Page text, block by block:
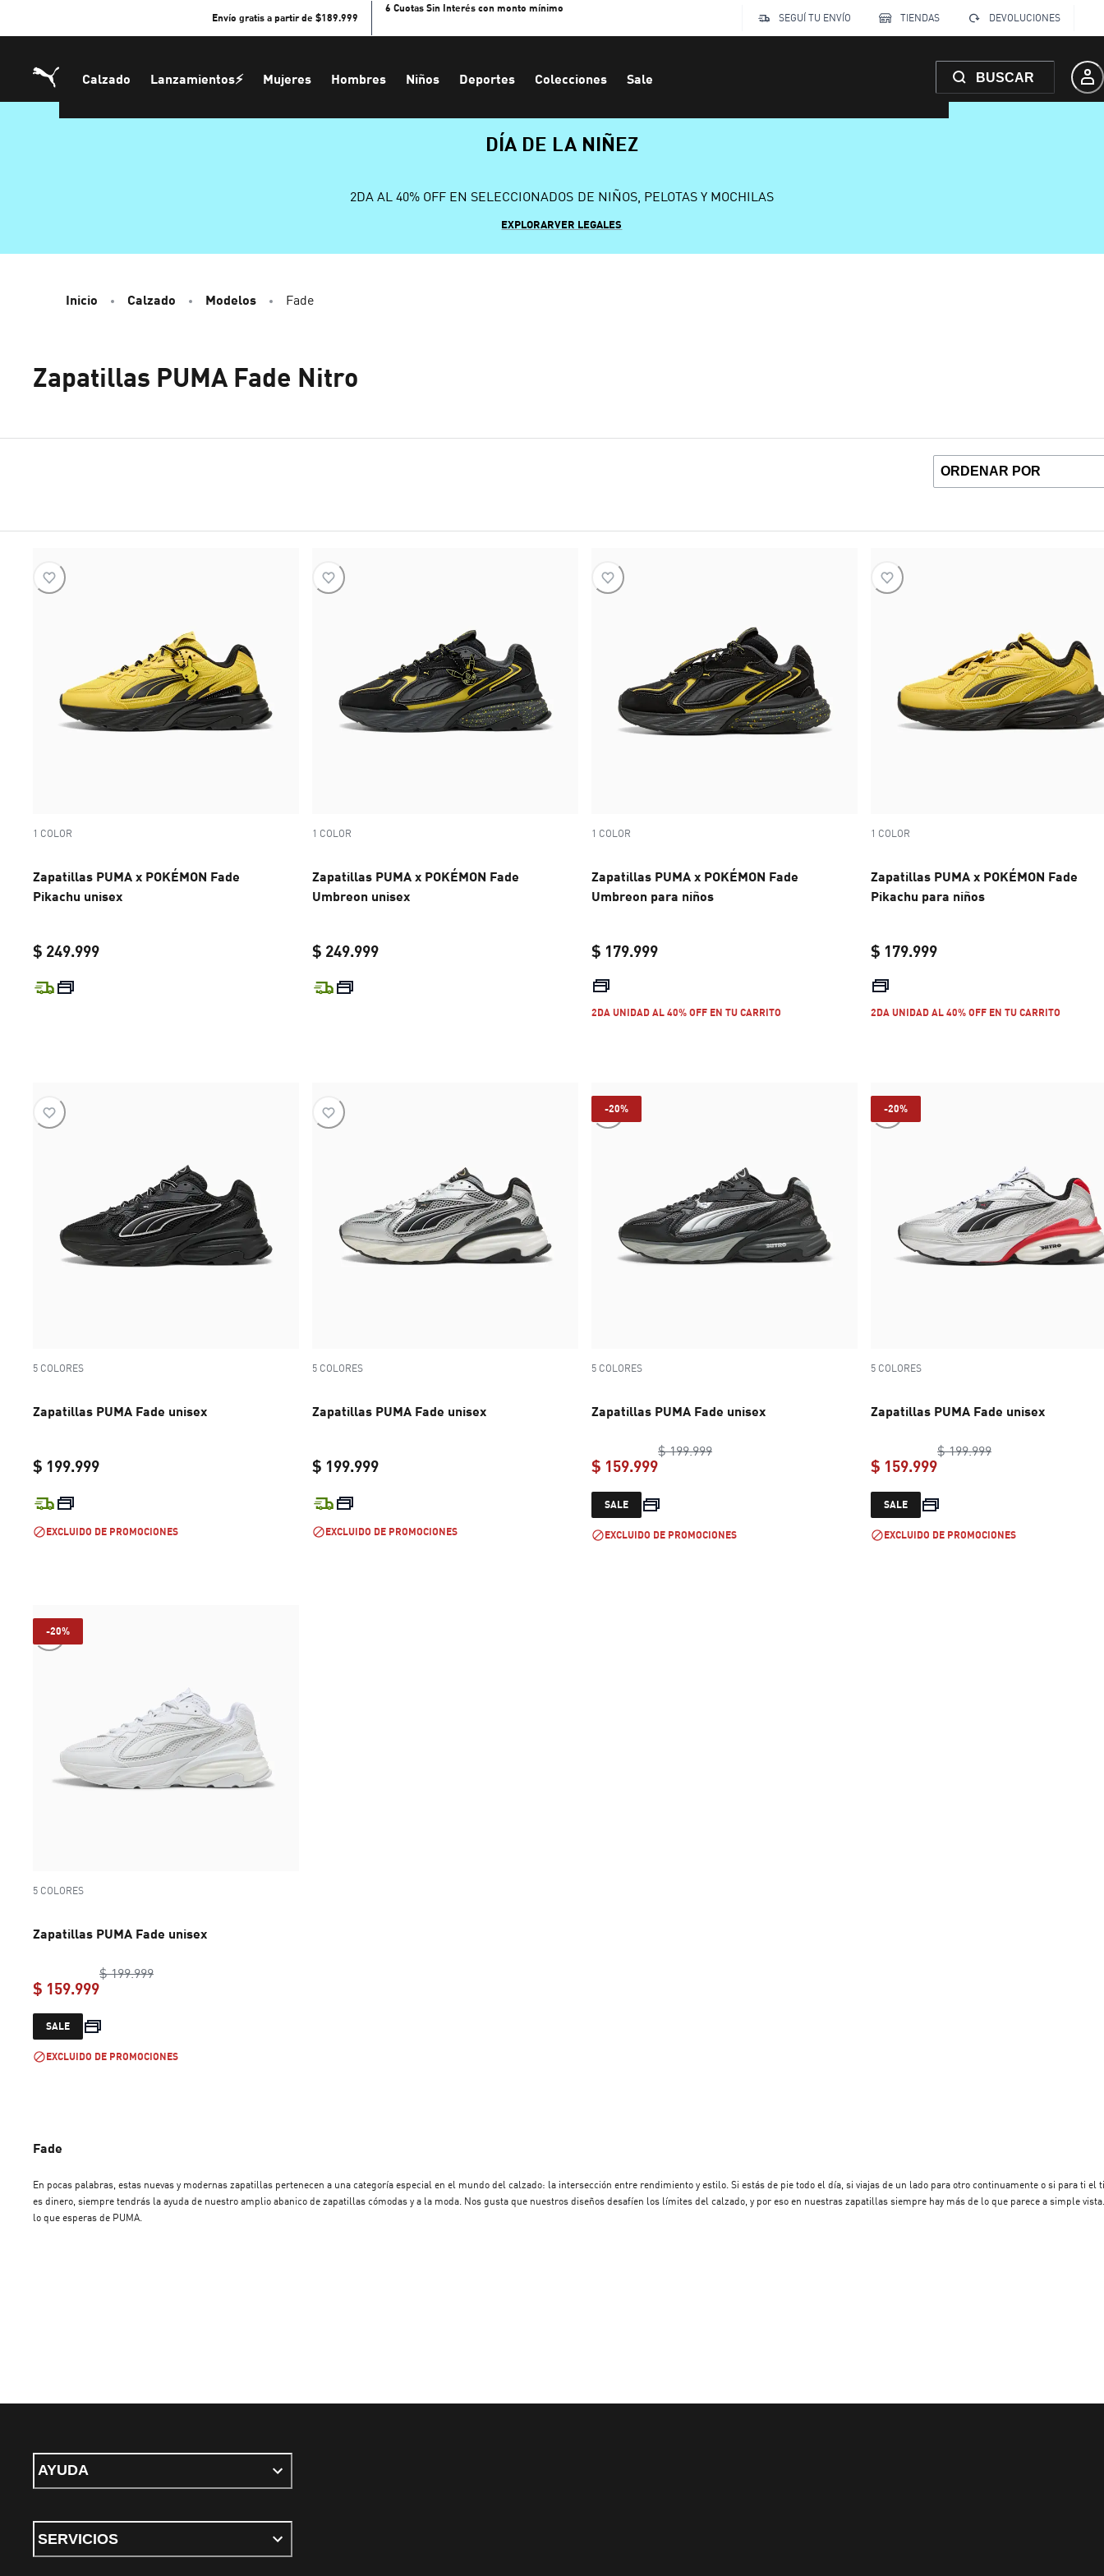
Envío gratis a partir de $189.999
6 Cuotas Sin Interés con monto mínimo
SEGUÍ TU ENVÍO
TIENDAS DEVOLUCIONES
Calzado Lanzamientos⚡ Mujeres Hombres Niños Deportes Colecciones Sale BUSCAR
DÍA DE LA NIÑEZ
2DA AL 40% OFF EN SELECCIONADOS DE NIÑOS, PELOTAS Y MOCHILAS
EXPLORARVER LEGALES
Inicio Calzado Modelos Fade
Zapatillas PUMA Fade Nitro
1 COLOR
Zapatillas PUMA x POKÉMON Fade
Pikachu unisex
$ 249.999
1 COLOR
Zapatillas PUMA x POKÉMON Fade
Umbreon unisex
$ 249.999
1 COLOR
Zapatillas PUMA x POKÉMON Fade
Umbreon para niños
$ 179.999
2DA UNIDAD AL 40% OFF EN TU CARRITO
1 COLOR
Zapatillas PUMA x POKÉMON Fade
Pikachu para niños
$ 179.999
2DA UNIDAD AL 40% OFF EN TU CARRITO
5 COLORES
Zapatillas PUMA Fade unisex
$ 199.999
EXCLUIDO DE PROMOCIONES
5 COLORES
Zapatillas PUMA Fade unisex
$ 199.999
EXCLUIDO DE PROMOCIONES
-20%
5 COLORES
Zapatillas PUMA Fade unisex
$ 199.999original price $ 199.999
$ 159.999
current price $ 159.999
SALE
EXCLUIDO DE PROMOCIONES
-20%
5 COLORES
Zapatillas PUMA Fade unisex
$ 199.999original price $
$ 159.999
current price $ 159.999
SALE
EXCLUIDO DE PROMOCIONES
-20%
5 COLORES
Zapatillas PUMA Fade unisex
$ 199.999original price $ 199.999
$ 159.999
current price $ 159.999
SALE
EXCLUIDO DE PROMOCIONES
Fade
En pocas palabras, estas nuevas y modernas zapatillas pertenecen a una categoría especial en el mundo del calzado: la intersección entre rendimiento y estilo. Si estás de pie todo el día, si viajas de un lado para otro continuamente o si para ti el
es dinero, siempre tendrás la ayuda de nuestro amplio abanico de zapatillas cómodas y a la moda. Nos gusta que nuestros diseños desafíen los límites del calzado, y por eso en nuestras zapatillas siempre hay más de lo que parece a simple vista. Justo
lo que esperas de PUMA.
AYUDA
SERVICIOS